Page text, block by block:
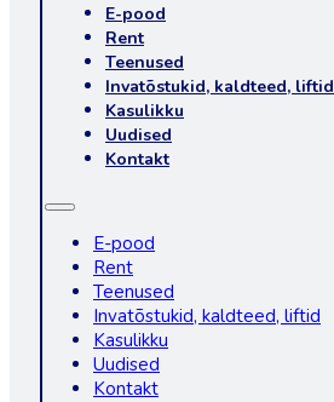
E-pood
Rent
Teenused
Invatõstukid, kaldteed, liftid
Kasulikku
Uudised
Kontakt
E-pood
Rent
Teenused
Invatõstukid, kaldteed, liftid
Kasulikku
Uudised
Kontakt